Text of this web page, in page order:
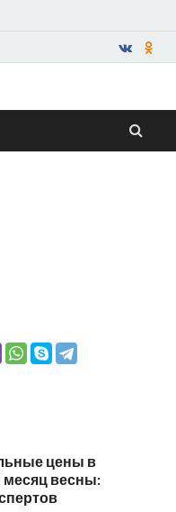
—
цены в
месяц весны: